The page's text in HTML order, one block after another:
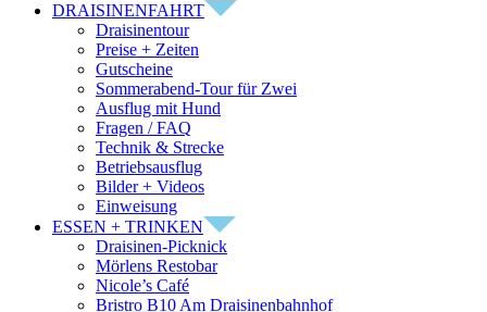
DRAISINENFAHRT
Draisinentour
Preise + Zeiten
Gutscheine
Sommerabend-Tour für Zwei
Ausflug mit Hund
Fragen / FAQ
Technik & Strecke
Betriebsausflug
Bilder + Videos
Einweisung
ESSEN + TRINKEN
Draisinen-Picknick
Mörlens Restobar
Nicole’s Café
Bristro B10 Am Draisinenbahnhof